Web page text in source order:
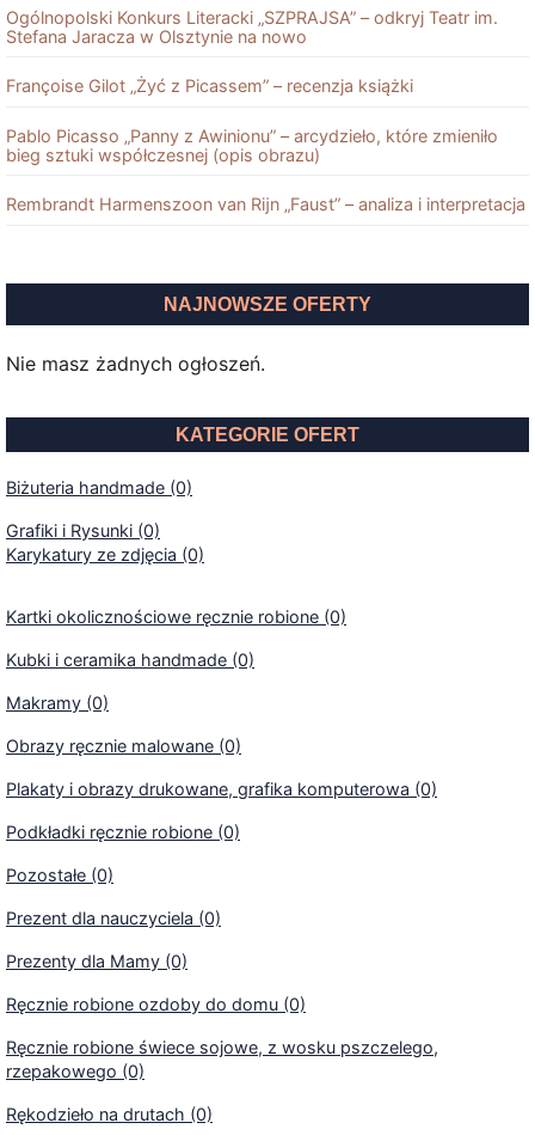
Ogólnopolski Konkurs Literacki „SZPRAJSA” – odkryj Teatr im.
Stefana Jaracza w Olsztynie na nowo
Françoise Gilot „Żyć z Picassem” – recenzja książki
Pablo Picasso „Panny z Awinionu” – arcydzieło, które zmieniło
bieg sztuki współczesnej (opis obrazu)
Rembrandt Harmenszoon van Rĳn „Faust” – analiza i interpretacja
NAJNOWSZE OFERTY
Nie masz żadnych ogłoszeń.
KATEGORIE OFERT
Biżuteria handmade (0)
Grafiki i Rysunki (0)
Karykatury ze zdjęcia (0)
Kartki okolicznościowe ręcznie robione (0)
Kubki i ceramika handmade (0)
Makramy (0)
Obrazy ręcznie malowane (0)
Plakaty i obrazy drukowane, grafika komputerowa (0)
Podkładki ręcznie robione (0)
Pozostałe (0)
Prezent dla nauczyciela (0)
Prezenty dla Mamy (0)
Ręcznie robione ozdoby do domu (0)
Ręcznie robione świece sojowe, z wosku pszczelego,
rzepakowego (0)
Rękodzieło na drutach (0)